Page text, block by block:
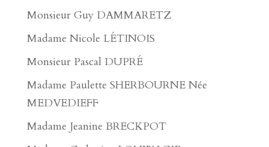
Monsieur Guy DAMMARETZ
Madame Nicole LÉTINOIS
Monsieur Pascal DUPRÉ
Madame Paulette SHERBOURNE Née
MEDVEDIEFF
Madame Jeanine BRECKPOT